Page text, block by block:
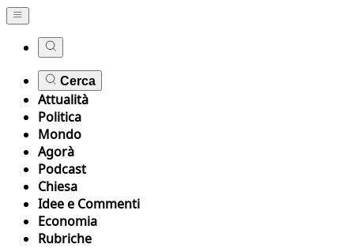
Cerca
Attualità
Politica
Mondo
Agorà
Podcast
Chiesa
Idee e Commenti
Economia
Rubriche